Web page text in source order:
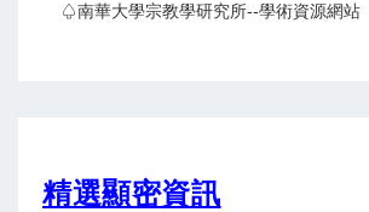
♤南華大學宗教學研究所--學術資源網站
精選顯密資訊